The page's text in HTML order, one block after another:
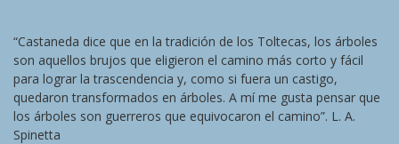
“Castaneda dice que en la tradición de los Toltecas, los árboles
son aquellos brujos que eligieron el camino más corto y fácil
para lograr la trascendencia y, como si fuera un castigo,
quedaron transformados en árboles. A mí me gusta pensar que
los árboles son guerreros que equivocaron el camino”. L. A.
Spinetta